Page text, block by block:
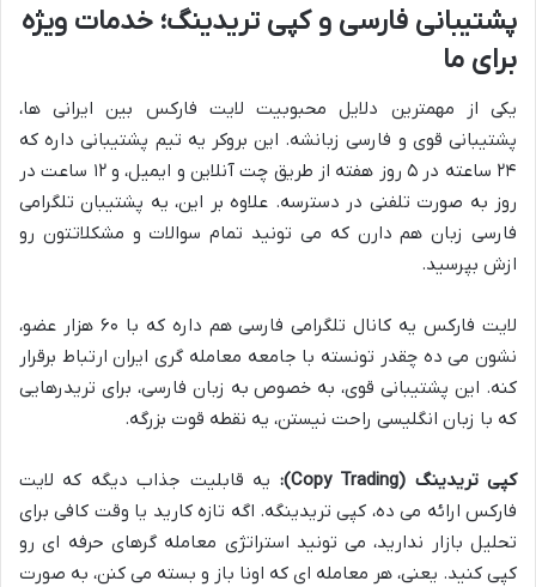
پشتیبانی فارسی و کپی تریدینگ؛ خدمات ویژه
برای ما
یکی از مهمترین دلایل محبوبیت لایت فارکس بین ایرانی ها،
پشتیبانی قوی و فارسی زبانشه. این بروکر یه تیم پشتیبانی داره که
۲۴ ساعته در ۵ روز هفته از طریق چت آنلاین و ایمیل، و ۱۲ ساعت در
روز به صورت تلفنی در دسترسه. علاوه بر این، یه پشتیبان تلگرامی
فارسی زبان هم دارن که می تونید تمام سوالات و مشکلاتتون رو
ازش بپرسید.
لایت فارکس یه کانال تلگرامی فارسی هم داره که با ۶۰ هزار عضو،
نشون می ده چقدر تونسته با جامعه معامله گری ایران ارتباط برقرار
کنه. این پشتیبانی قوی، به خصوص به زبان فارسی، برای تریدرهایی
که با زبان انگلیسی راحت نیستن، یه نقطه قوت بزرگه.
کپی تریدینگ (Copy Trading):
یه قابلیت جذاب دیگه که لایت
فارکس ارائه می ده، کپی تریدینگه. اگه تازه کارید یا وقت کافی برای
تحلیل بازار ندارید، می تونید استراتژی معامله گرهای حرفه ای رو
کپی کنید. یعنی، هر معامله ای که اونا باز و بسته می کنن، به صورت